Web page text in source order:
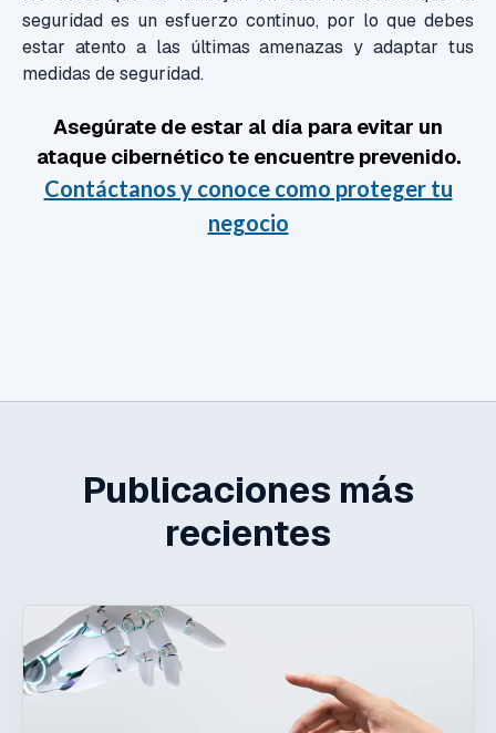
seguridad es un esfuerzo continuo, por lo que debes
estar atento a las últimas amenazas y adaptar tus
medidas de seguridad.
Asegúrate de estar al día para evitar un
ataque cibernéticote encuentre prevenido.
Contáctanos y conoce como proteger tu
negocio
Publicaciones más
recientes